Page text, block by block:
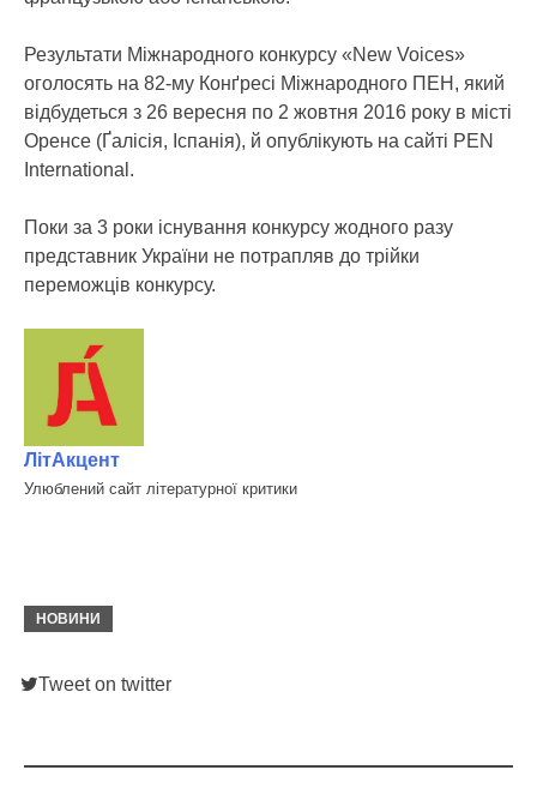
Результати Міжнародного конкурсу «New Voices»
оголосять на 82-му Конґресі Міжнародного ПЕН, який
відбудеться з 26 вересня по 2 жовтня 2016 року в місті
Оренсе (Ґалісія, Іспанія), й опублікують на сайті PEN
International.
Поки за 3 роки існування конкурсу жодного разу
представник України не потрапляв до трійки
переможців конкурсу.
ЛітАкцент
Улюблений сайт літературної критики
НОВИНИ
Tweet on twitter